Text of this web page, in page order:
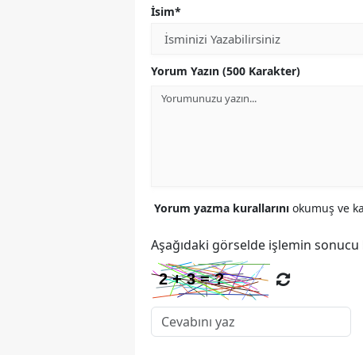
İsim*
Yorum Yazın (500 Karakter)
Yorum yazma kurallarını okumuş ve
Aşağıdaki görselde işlemin sonucu